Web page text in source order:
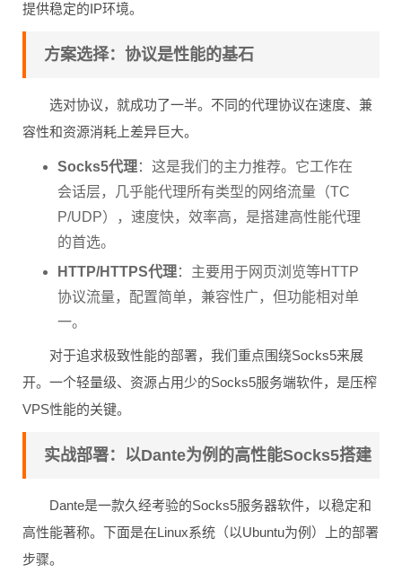
提供稳定的IP环境。
方案选择：协议是性能的基石
选对协议，就成功了一半。不同的代理协议在速度、兼
容性和资源消耗上差异巨大。
Socks5代理：这是我们的主力推荐。它工作在
会话层，几乎能代理所有类型的网络流量（TC
P/UDP），速度快，效率高，是搭建高性能代理
的首选。
HTTP/HTTPS代理：主要用于网页浏览等HTTP
协议流量，配置简单，兼容性广，但功能相对单
一。
对于追求极致性能的部署，我们重点围绕Socks5来展
开。一个轻量级、资源占用少的Socks5服务端软件，是压榨
VPS性能的关键。
实战部署：以Dante为例的高性能Socks5搭建
Dante是一款久经考验的Socks5服务器软件，以稳定和
高性能著称。下面是在Linux系统（以Ubuntu为例）上的部署
步骤。